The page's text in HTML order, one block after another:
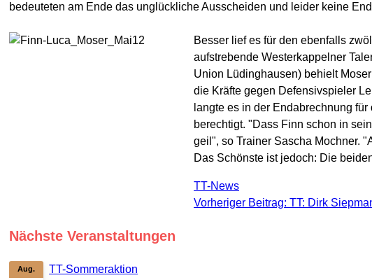
bedeuteten am Ende das unglückliche Ausscheiden und leider keine
Besser lief es für den ebenfalls
aufstrebende Westerkappelner
Union Lüdinghausen) behielt
die Kräfte gegen Defensivspieler
langte es in der Endabrechnung
berechtigt. "Dass Finn schon in
geil", so Trainer Sascha Mochner.
Das Schönste ist jedoch: Die
TT-News
Vorheriger Beitrag: TT: Dirk
Nächste Veranstaltungen
Aug. TT-Sommeraktion